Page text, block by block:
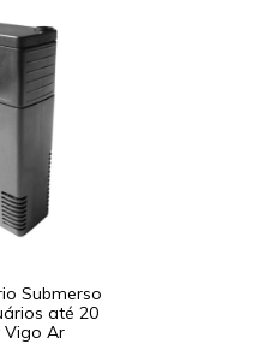
Submerso
até 20
Vigo Ar